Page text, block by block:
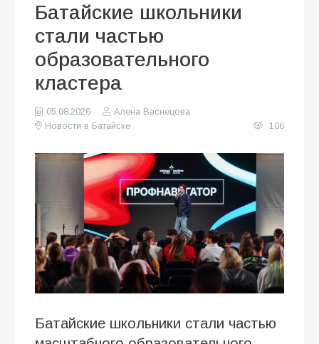
Батайские школьники
стали частью
образовательного
кластера
05.08.2026
Алена Васнецова
Новости в Батайске
106
Батайские школьники стали частью